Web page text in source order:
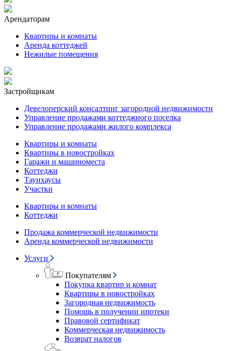
Арендаторам
Квартиры и комнаты
Аренда коттеджей
Нежилые помещения
Застройщикам
Девелоперский консалтинг загородной недвижимости
Управление продажами коттеджного поселка
Управление продажами жилого комплекса
Квартиры и комнаты
Квартиры в новостройках
Гаражи и машиноместа
Коттеджи
Таунхаусы
Участки
Квартиры и комнаты
Коттеджи
Продажа коммерческой недвижимости
Аренда коммерческой недвижимости
Услуги
Покупателям
Покупка квартир и комнат
Квартиры в новостройках
Загородная недвижимость
Помощь в получении ипотеки
Правовой сертификат
Коммерческая недвижимость
Возврат налогов